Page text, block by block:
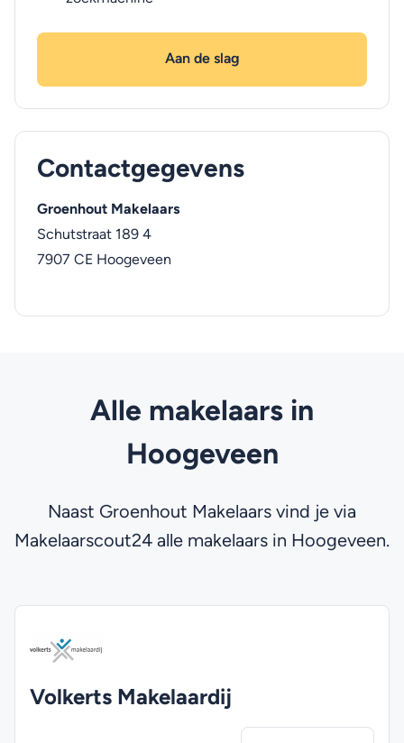
Aan de slag
Contactgegevens
Groenhout Makelaars
Schutstraat 189 4
7907 CE Hoogeveen
Alle makelaars in
Hoogeveen
Naast Groenhout Makelaars vind je via
Makelaarscout24 alle makelaars in Hoogeveen.
Volkerts Makelaardij